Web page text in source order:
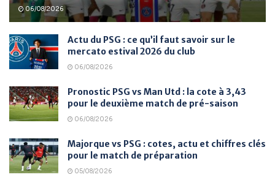
06/08/2026
Actu du PSG : ce qu’il faut savoir sur le
mercato estival 2026 du club
06/08/2026
Pronostic PSG vs Man Utd : la cote à 3,43
pour le deuxième match de pré-saison
06/08/2026
Majorque vs PSG : cotes, actu et chiffres clés
pour le match de préparation
05/08/2026